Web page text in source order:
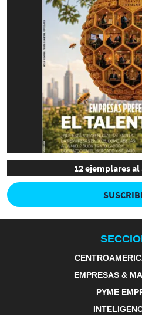
12 ejemplares
EMPRESAS &
PYME